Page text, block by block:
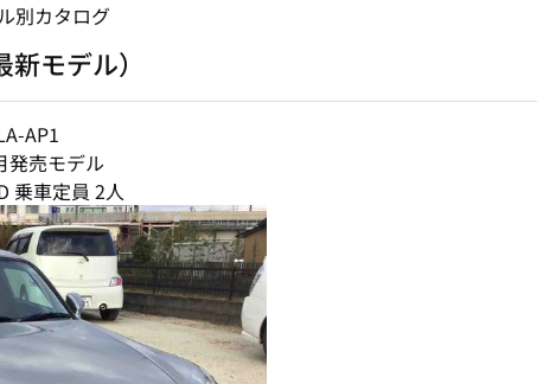
別カタログ
モデル）
AP1
発売モデル
乗車定員 2人